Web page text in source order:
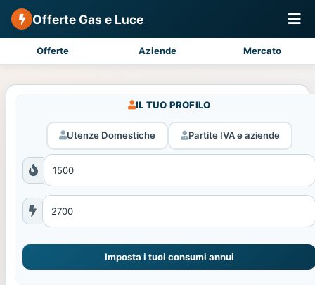
Offerte Gas e Luce
Offerte Aziende Mercato
IL TUO PROFILO
Utenze Domestiche Partite IVA e aziende
Imposta i tuoi consumi annui